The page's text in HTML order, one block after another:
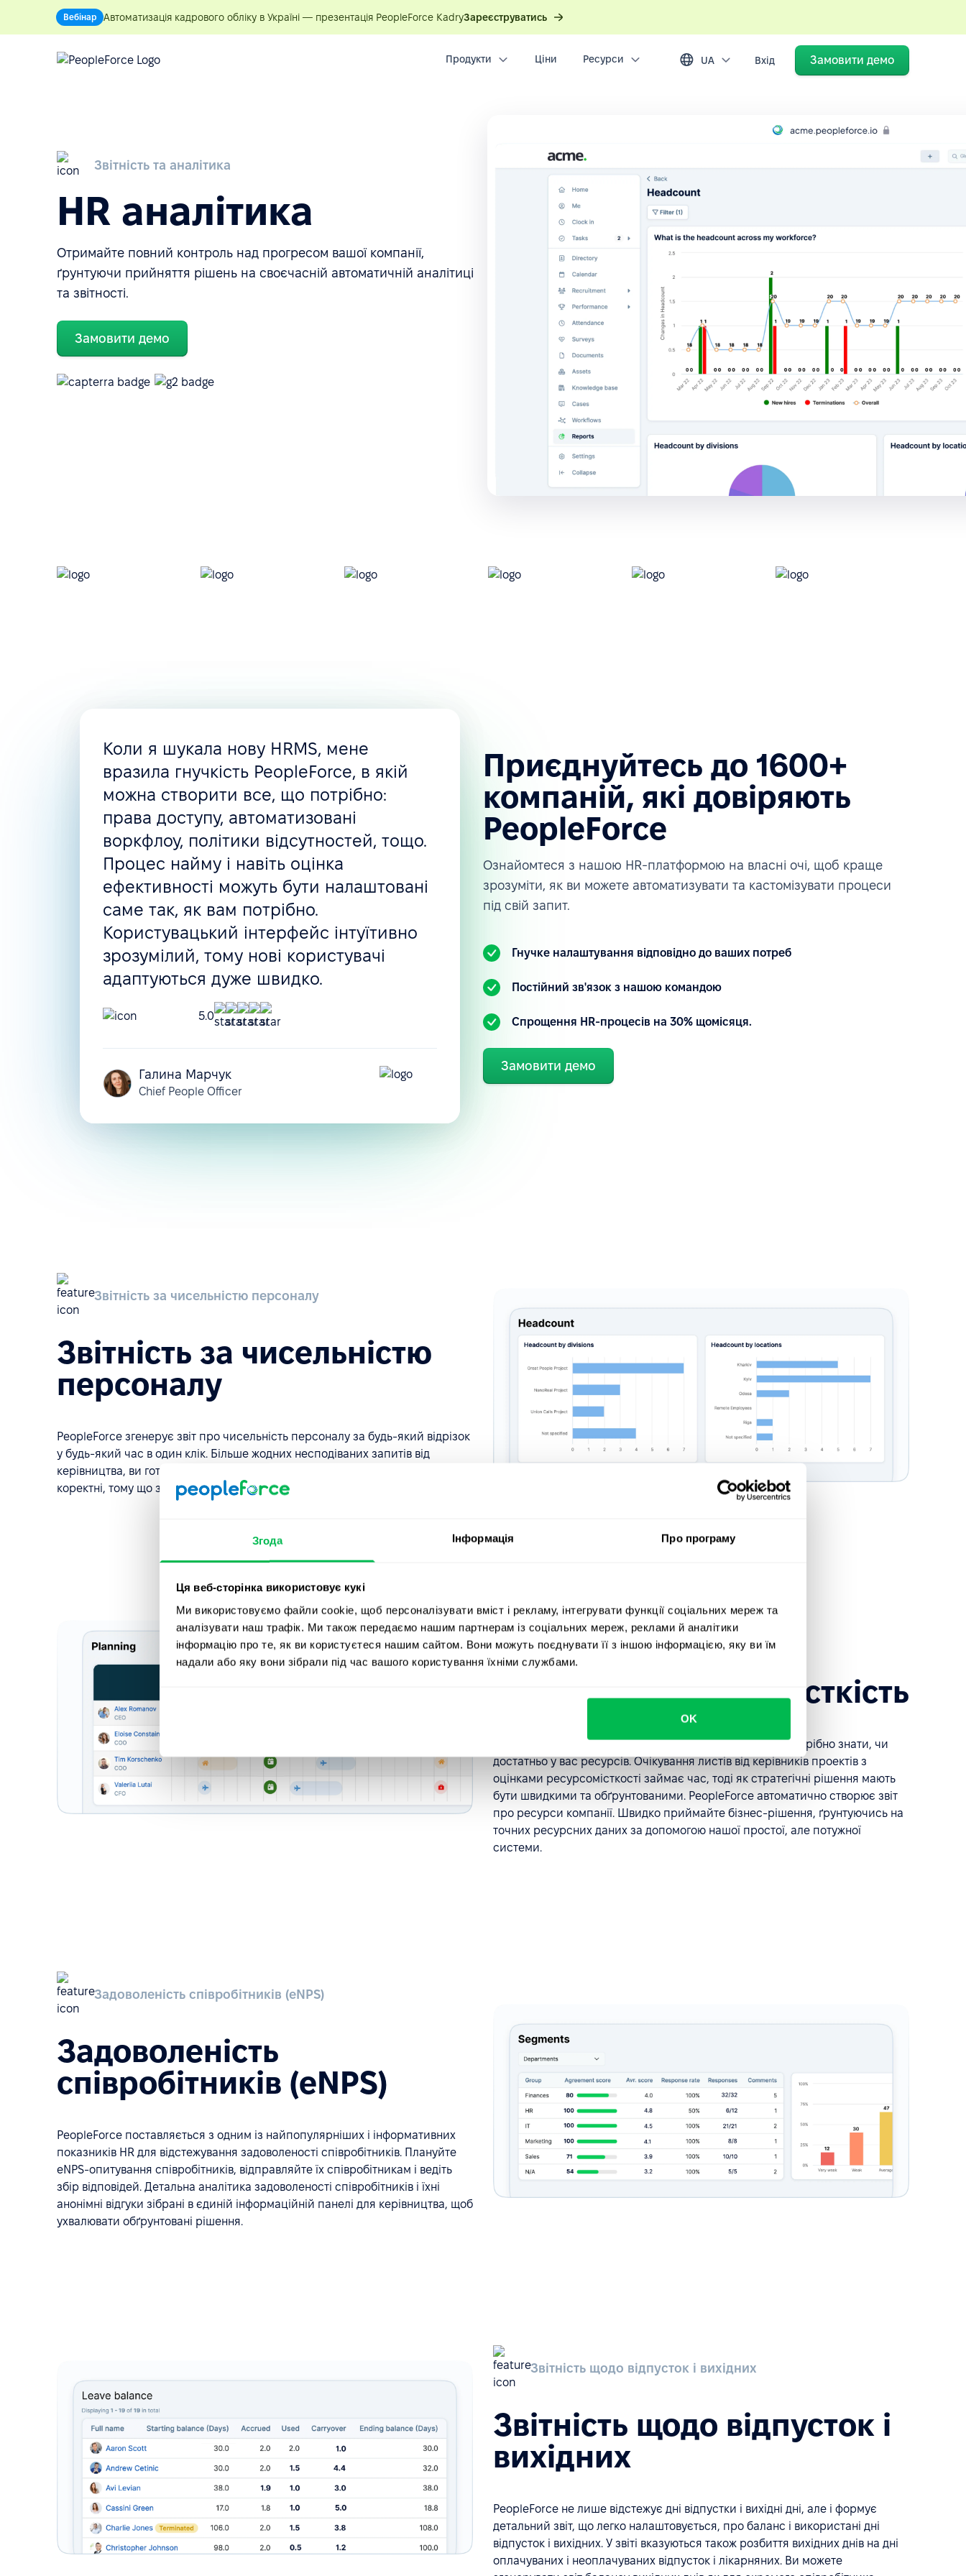
Згода Інформація Про програму
Ця веб-сторінка використовує кукі
Ми використовуємо файли cookie, щоб персоналізувати вміст і рекламу, інтегрувати функції соціальних мереж та
аналізувати наш трафік. Ми також передаємо нашим партнерам із соціальних мереж, реклами й аналітики
інформацію про те, як ви користуєтеся нашим сайтом. Вони можуть поєднувати її з іншою інформацією, яку ви їм
надали або яку вони зібрали під час вашого користування їхніми службами.
OK
Вебінар Автоматизація кадрового обліку в Україні — презентація PeopleForce KadryЗареєструватись
Продукти Ціни Ресурси UA Вхід Замовити демо
Звітність та аналітика
HR аналітика
Отримайте повний контроль над прогресом вашої компанії,
ґрунтуючи прийняття рішень на своєчасній автоматичній аналітиці
та звітності.
Замовити демо
Коли я шукала нову HRMS, мене
вразила гнучкість PeopleForce, в якій
можна створити все, що потрібно:
права доступу, автоматизовані
воркфлоу, політики відсутностей, тощо.
Процес найму і навіть оцінка
ефективності можуть бути налаштовані
саме так, як вам потрібно.
Користувацький інтерфейс інтуїтивно
зрозумілий, тому нові користувачі
адаптуються дуже швидко.
5.0
Галина Марчук
Chief People Officer
Приєднуйтесь до 1600+
компаній, які довіряють
PeopleForce
Ознайомтеся з нашою HR-платформою на власні очі, щоб краще
зрозуміти, як ви можете автоматизувати та кастомізувати процеси
під свій запит.
Гнучке налаштування відповідно до ваших потреб
Постійний зв'язок з нашою командою
Спрощення HR-процесів на 30% щомісяця.
Замовити демо
Звітність за чисельністю персоналу
Звітність за чисельністю
персоналу
PeopleForce згенерує звіт про чисельність персоналу за будь-який відрізок
у будь-який час в один клік. Більше жодних несподіваних запитів від
керівництва, ви готові надати будь-яку звітність і усі дані в ній завжди будуть
коректні, тому що завантажуються з єдиної бази даних.
Звіти про ресурсомісткість
Звіти про ресурсомісткість
Плануєте свій наступний великий проект? Вам точно потрібно знати, чи
достатньо у вас ресурсів. Очікування листів від керівників проектів з
оцінками ресурсомісткості займає час, тоді як стратегічні рішення мають
бути швидкими та обґрунтованими. PeopleForce автоматично створює звіт
про ресурси компанії. Швидко приймайте бізнес-рішення, ґрунтуючись на
точних ресурсних даних за допомогою нашої простої, але потужної
системи.
Задоволеність співробітників (eNPS)
Задоволеність
співробітників (eNPS)
PeopleForce поставляється з одним із найпопулярніших і інформативних
показників HR для відстежування задоволеності співробітників. Плануйте
eNPS-опитування співробітників, відправляйте їх співробітникам і ведіть
збір відповідей. Детальна аналітика задоволеності співробітників і їхні
анонімні відгуки зібрані в єдиній інформаційній панелі для керівництва, щоб
ухвалювати обґрунтовані рішення.
Звітність щодо відпусток і вихідних
Звітність щодо відпусток і
вихідних
PeopleForce не лише відстежує дні відпустки і вихідні дні, але і формує
детальний звіт, що легко налаштовується, про баланс і використані дні
відпусток і вихідних. У звіті вказуються також розбиття вихідних днів на дні
оплачуваних і неоплачуваних відпусток і лікарняних. Ви можете